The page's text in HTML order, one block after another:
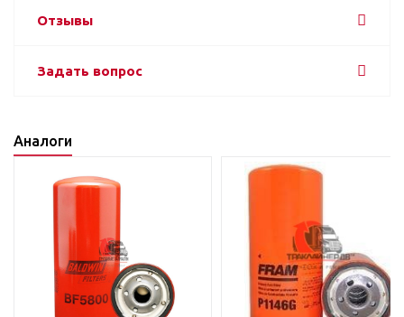
Отзывы
Задать вопрос
Аналоги